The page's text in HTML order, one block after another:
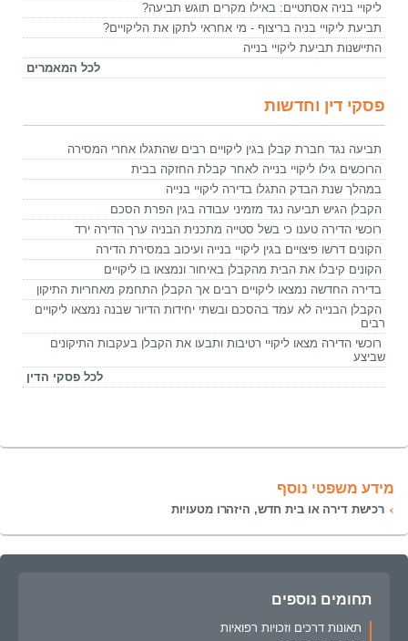
ליקויי בניה אסתטיים: באילו מקרים תוגש תביעה?
תביעת ליקויי בניה בריצוף - מי אחראי לתקן את הליקויים?
התיישנות תביעת ליקויי בנייה
לכל המאמרים
פסקי דין וחדשות
תביעה נגד חברת קבלן בגין ליקויים רבים שהתגלו אחרי המסירה
הרוכשים גילו ליקויי בנייה לאחר קבלת החזקה בבית
במהלך שנת הבדק התגלו בדירה ליקויי בנייה
הקבלן הגיש תביעה נגד מזמיני עבודה בגין הפרת הסכם
רוכשי הדירה טענו כי בשל סטייה מתכנית הבניה ערך הדירה ירד
הקונים דרשו פיצויים בגין ליקויי בנייה ועיכוב במסירת הדירה
הקונים קיבלו את הבית מהקבלן באיחור ונמצאו בו ליקויים
בדירה החדשה נמצאו ליקויים רבים אך הקבלן התחמק מאחריות התיקון
הקבלן הבנייה לא עמד בהסכם ובשתי יחידות הדיור שבנה נמצאו ליקויים
רבים
רוכשי הדירה מצאו ליקויי רטיבות ותבעו את הקבלן בעקבות התיקונים
שביצע
לכל פסקי הדין
מידע משפטי נוסף
רכישת דירה או בית חדש, היזהרו מטעויות
תחומים נוספים
תאונות דרכים וזכויות רפואיות